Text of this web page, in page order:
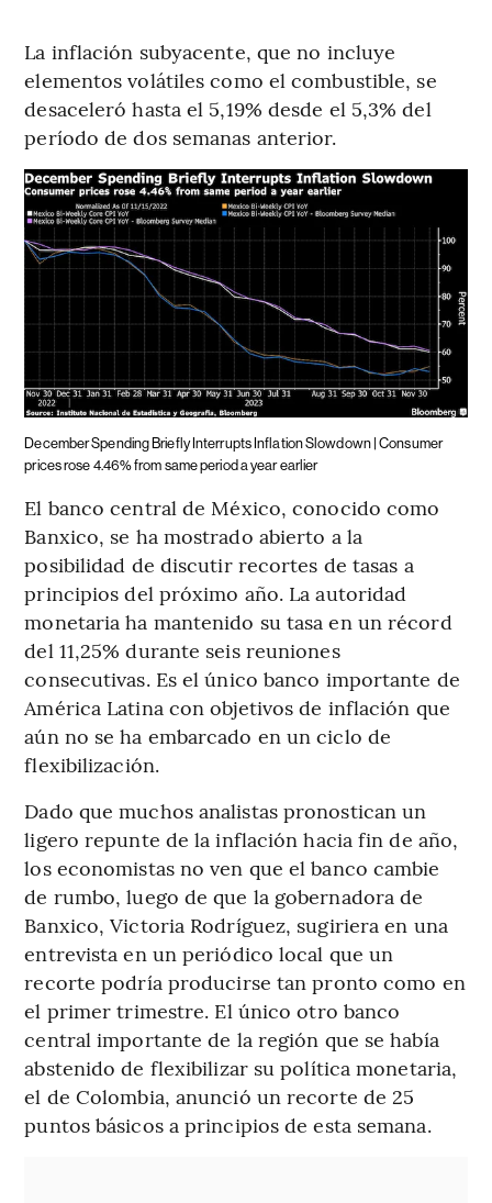
La inflación subyacente, que no incluye
elementos volátiles como el combustible, se
desaceleró hasta el 5,19% desde el 5,3% del
período de dos semanas anterior.
December Spending Briefly Interrupts Inflation Slowdown | Consumer
prices rose 4.46% from same period a year earlier
El banco central de México, conocido como
Banxico, se ha mostrado abierto a la
posibilidad de discutir recortes de tasas a
principios del próximo año. La autoridad
monetaria ha mantenido su tasa en un récord
del 11,25% durante seis reuniones
consecutivas. Es el único banco importante de
América Latina con objetivos de inflación que
aún no se ha embarcado en un ciclo de
flexibilización.
Dado que muchos analistas pronostican un
ligero repunte de la inflación hacia fin de año,
los economistas no ven que el banco cambie
de rumbo, luego de que la gobernadora de
Banxico, Victoria Rodríguez, sugiriera en una
entrevista en un periódico local que un
recorte podría producirse tan pronto como en
el primer trimestre. El único otro banco
central importante de la región que se había
abstenido de flexibilizar su política monetaria,
el de Colombia, anunció un recorte de 25
puntos básicos a principios de esta semana.